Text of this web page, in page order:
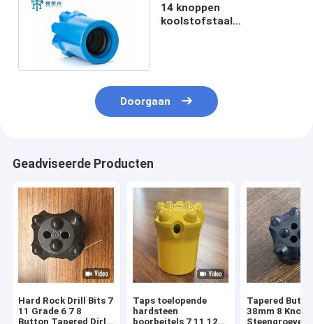
14 knoppen
koolstofstaal
Doorgaan
Geadviseerde Producten
Hard Rock Drill Bits 7
11 Grade 6 7 8
Button Tapered Dirll
Taps toelopende
hardsteen
boorbeitels 7 11 12
Tapered
38mm 8